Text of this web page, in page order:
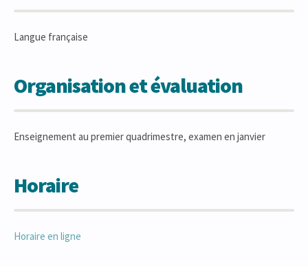
Langue française
Organisation et évaluation
Enseignement au premier quadrimestre, examen en janvier
Horaire
Horaire en ligne